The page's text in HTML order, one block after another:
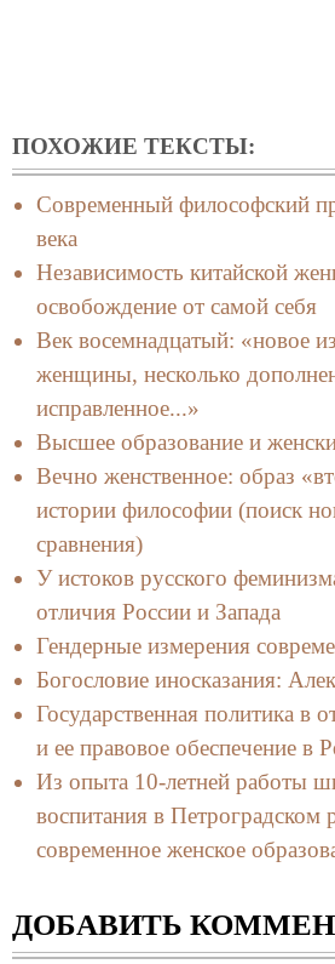
ПОХОЖИЕ ТЕКСТЫ:
Современный философский
века
Независимость китайской
освобождение от самой себя
Век восемнадцатый: «новое
женщины, несколько
исправленное...»
Высшее образование и
Вечно женственное: образ
истории философии (поиск
сравнения)
У истоков русского
отличия России и Запада
Гендерные измерения
Богословие иносказания:
Государственная политика
и ее правовое обеспечение в
Из опыта 10-летней работы
воспитания в Петроградском
современное женское
ДОБАВИТЬ